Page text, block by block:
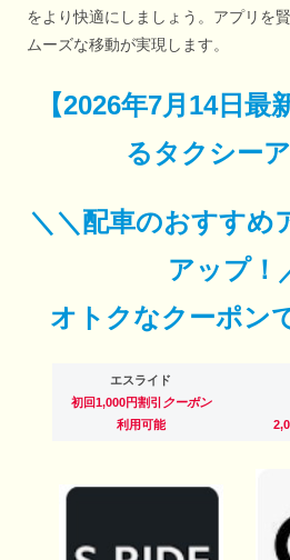
をより快適にしましょう。アプリを
ムーズな移動が実現します。
【2026年7月14日最
るタクシー
＼＼配車のおすすめ
アップ！
オトクなクーポン
エスライド
初回1,000円割引 クーポン
利用可能